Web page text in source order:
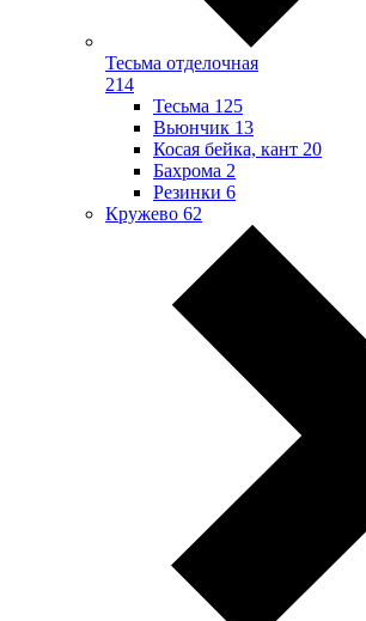
Тесьма отделочная
214
Тесьма 125
Вьюнчик 13
Косая бейка, кант 20
Бахрома 2
Резинки 6
Кружево 62